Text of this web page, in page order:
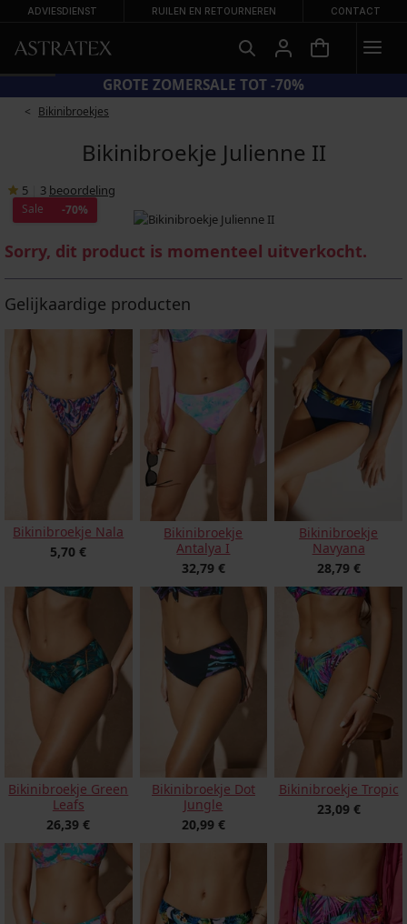
ADVIESDIENST RUILEN EN RETOURNEREN CONTACT
GROTE ZOMERSALE TOT -70%
Bikinibroekjes
Bikinibroekje Julienne II
5 3 beoordeling
Sale -70%
Sorry, dit product is momenteel uitverkocht.
Gelijkaardige producten
Bikinibroekje Nala
5,70 €
Bikinibroekje
Antalya I
32,79 €
Bikinibroekje
Navyana
28,79 €
Bikinibroekje Green
Leafs
26,39 €
Bikinibroekje Dot
Jungle
20,99 €
Bikinibroekje Tropic
23,09 €